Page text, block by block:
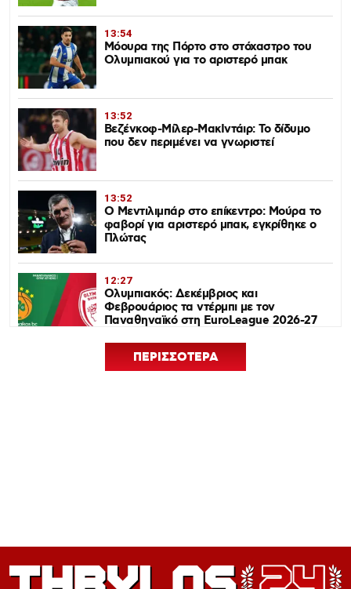
13:54
Μόουρα της Πόρτο στο στόχαστρο του
Ολυμπιακού για το αριστερό μπακ
13:52
Βεζένκοφ-Μίλερ-ΜακΙντάιρ: Το δίδυμο
που δεν περιμένει να γνωριστεί
13:52
Ο Μεντιλιμπάρ στο επίκεντρο: Μούρα το
φαβορί για αριστερό μπακ, εγκρίθηκε ο
Πλώτας
12:27
Ολυμπιακός: Δεκέμβριος και
Φεβρουάριος τα ντέρμπι με τον
Παναθηναϊκό στη EuroLeague 2026-27
Euroleague Basketball+: Το ψηφιακό
ΠΕΡΙΣΣΟΤΕΡΑ